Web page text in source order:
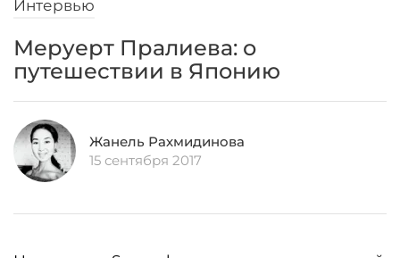
Интервью
Меруерт Пралиева: о
путешествии в Японию
Жанель Рахмидинова
15 сентября 2017